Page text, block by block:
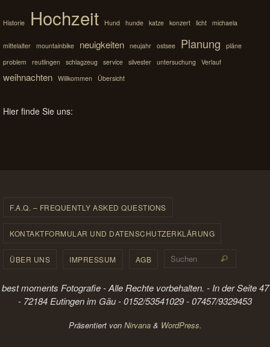
Historie Hochzeit Hund hunde katze konzert licht michaela
mittelalter mountainbike neuigkeiten neujahr ostsee Planung
pläne
problem
reutlingen schlagzeug service silvester untersuchung Verlauf
weihnachten Willkommen Übersicht
Hier finde Sie uns:
F.A.Q. – FREQUENTLY ASKED QUESTIONS
KONTAKTFORMULAR UND DATENSCHUTZERKLÄRUNG
ÜBER UNS IMPRESSUM AGB Suchen
best moments Fotografie - Alle Rechte vorbehalten. - In der Seite 47
- 72184 Eutingen im Gäu - 0152/53541029 - 07457/9329453
Präsentiert von Nirvana& WordPress.